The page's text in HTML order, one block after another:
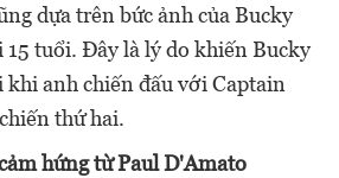
dựa trên bức ảnh của Bucky
tuổi. Đây là lý do khiến Bucky
khi anh chiến đấu với Captain
thứ hai.
hứng từ Paul D'Amato